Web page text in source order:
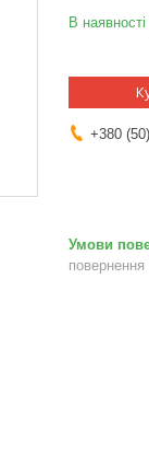
В наявності
+380
повернення